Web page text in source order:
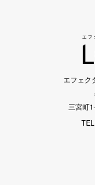
エフェク
三宮町